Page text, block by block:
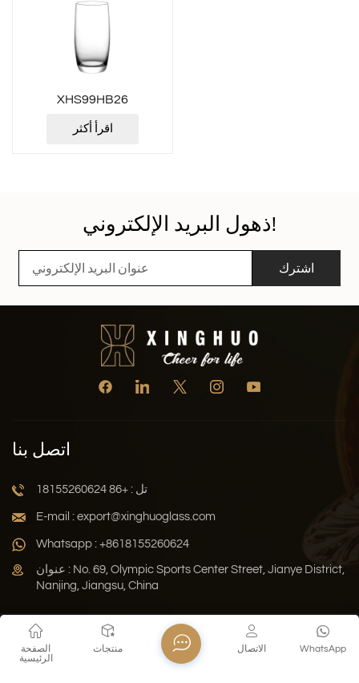
XHS99HB26
اقرأ أكثر
ذهول البريد الإلكتروني!
اشترك
اتصل بنا
تل : +86 18155260624
E-mail : export@xinghuoglass.com
Whatsapp : +8618155260624
عنوان : No. 69, Olympic Sports Center Street, Jianye District,
Nanjing, Jiangsu, China
Xml سياسة الخصوصية المدونة
خريطة الموقع
حقوق النشر © 2026 Jiangsu Xinghuo Technology Co., Ltd. جميع
الصفحة
الرئيسية
منتجات WhatsApp الاتصال